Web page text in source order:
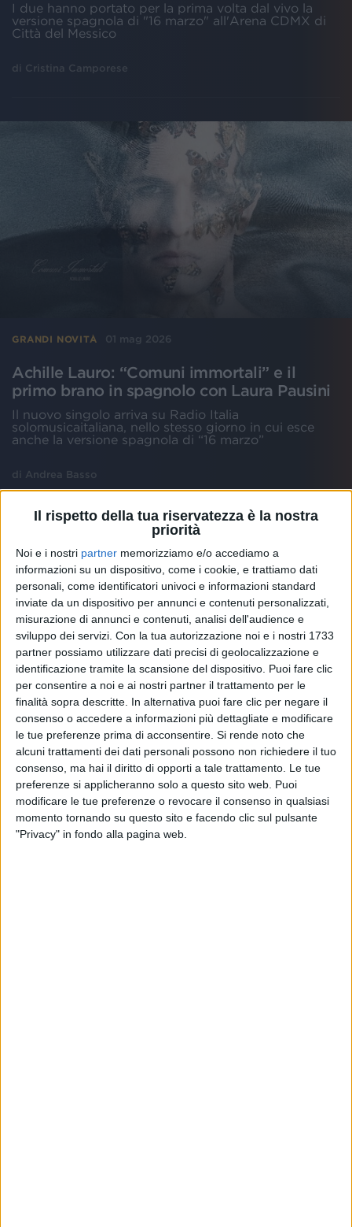
Il rispetto della tua riservatezza è la nostra
priorità
Noi e i nostri partner memorizziamo e/o accediamo a
informazioni su un dispositivo, come i cookie, e trattiamo dati
personali, come identificatori univoci e informazioni standard
inviate da un dispositivo per annunci e contenuti personalizzati,
misurazione di annunci e contenuti, analisi dell'audience e
sviluppo dei servizi. Con la tua autorizzazione noi e i nostri 1733
partner possiamo utilizzare dati precisi di geolocalizzazione e
identificazione tramite la scansione del dispositivo. Puoi fare clic
per consentire a noi e ai nostri partner il trattamento per le
finalità sopra descritte. In alternativa puoi fare clic per negare il
consenso o accedere a informazioni più dettagliate e modificare
le tue preferenze prima di acconsentire. Si rende noto che
alcuni trattamenti dei dati personali possono non richiedere il tuo
consenso, ma hai il diritto di opporti a tale trattamento. Le tue
preferenze si applicheranno solo a questo sito web. Puoi
modificare le tue preferenze o revocare il consenso in qualsiasi
momento tornando su questo sito e facendo clic sul pulsante
"Privacy" in fondo alla pagina web.
I due hanno portato per la prima volta dal vivo la
versione spagnola di "16 marzo" all'Arena CDMX di
Città del Messico
di Cristina Camporese
GRANDI NOVITÀ 01 mag 2026
Achille Lauro: “Comuni immortali” e il
primo brano in spagnolo con Laura Pausini
Il nuovo singolo arriva su Radio Italia
solomusicaitaliana, nello stesso giorno in cui esce
anche la versione spagnola di “16 marzo”
di Andrea Basso
RADIOITALIALIVE 20/3 18 mar 2026
LAURA PAUSINI
12VIDEO 19FOTO